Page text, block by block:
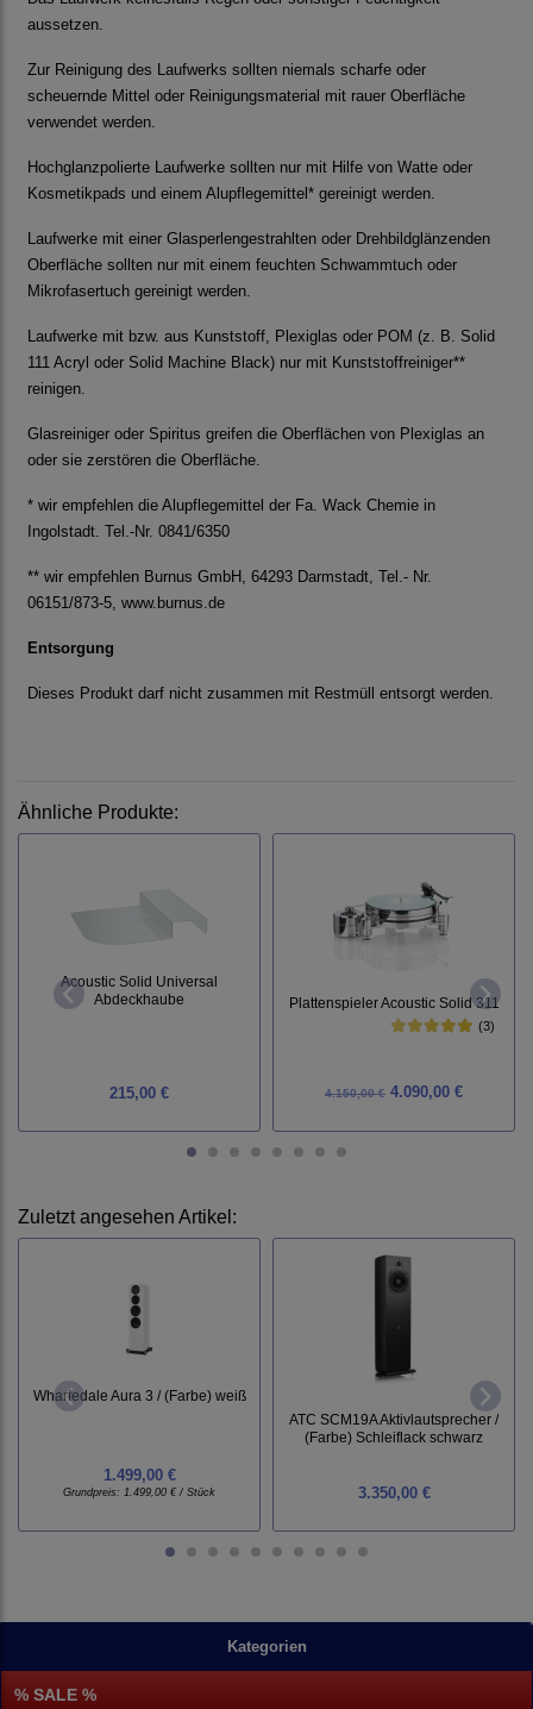
Kategorien
% SALE %
aussetzen.
Zur Reinigung des Laufwerks sollten niemals scharfe oder
scheuernde Mittel oder Reinigungsmaterial mit rauer Oberfläche
verwendet werden.
Hochglanzpolierte Laufwerke sollten nur mit Hilfe von Watte oder
Kosmetikpads und einem Alupflegemittel* gereinigt werden.
Laufwerke mit einer Glasperlengestrahlten oder Drehbildglänzenden
Oberfläche sollten nur mit einem feuchten Schwammtuch oder
Mikrofasertuch gereinigt werden.
Laufwerke mit bzw. aus Kunststoff, Plexiglas oder POM (z. B. Solid
111 Acryl oder Solid Machine Black) nur mit Kunststoffreiniger**
reinigen.
Glasreiniger oder Spiritus greifen die Oberflächen von Plexiglas an
oder sie zerstören die Oberfläche.
* wir empfehlen die Alupflegemittel der Fa. Wack Chemie in
Ingolstadt. Tel.-Nr. 0841/6350
** wir empfehlen Burnus GmbH, 64293 Darmstadt, Tel.- Nr.
06151/873-5, www.burnus.de
Entsorgung
Dieses Produkt darf nicht zusammen mit Restmüll entsorgt werden.
Ähnliche Produkte:
Acoustic Solid Universal
Abdeckhaube
215,00 €
Plattenspieler Acoustic Solid 311
(3)
4.150,00 € 4.090,00 €
Zuletzt angesehen Artikel:
Wharfedale Aura 3 / (Farbe) weiß
1.499,00 €
Grundpreis: 1.499,00 € / Stück
ATC SCM19A Aktivlautsprecher /
(Farbe) Schleiflack schwarz
3.350,00 €